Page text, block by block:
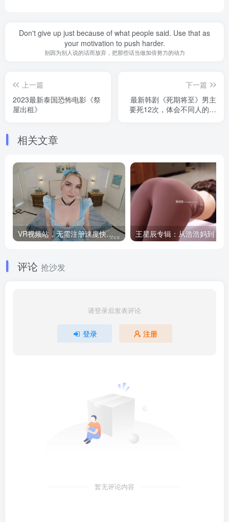
Don't give up just because of what people said. Use that as
your motivation to push harder.
别因为别人说的话而放弃，把那些话当做加倍努力的动力
上一篇
2023最新泰国恐怖电影《祭
屋出租》
下一篇
最新韩剧《死期将至》男主
要死12次，体会不同人的死
相关文章
VR视频站，无需注册速度快，Oculus Quest VR 必备站
评论 抢沙发
请登录后发表评论
登录 注册
暂无评论内容